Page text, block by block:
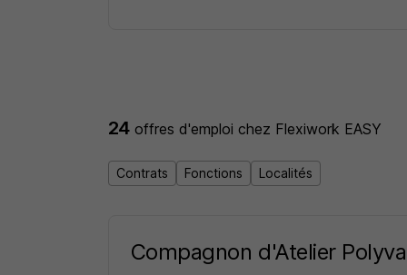
24 offres d'emploi chez Flexiwork EASY
Contrats Fonctions Localités
Compagnon d'Atelier